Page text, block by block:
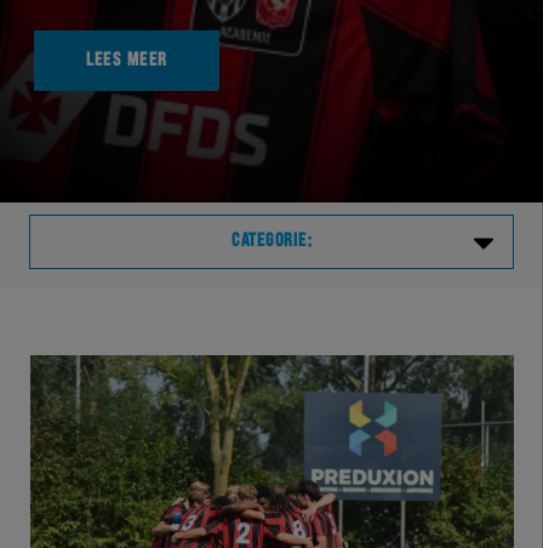
LEES MEER
CATEGORIE:
VVVHER
TELHER
HERVOL